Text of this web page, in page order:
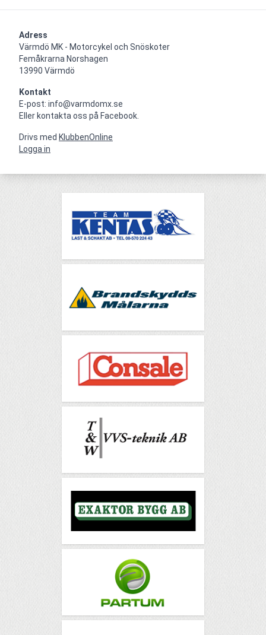
Adress
Värmdö MK - Motorcykel och Snöskoter
Femåkrarna Norshagen
13990 Värmdö
Kontakt
E-post: info@varmdomx.se
Eller kontakta oss på Facebook.
Drivs med KlubbenOnline
Logga in